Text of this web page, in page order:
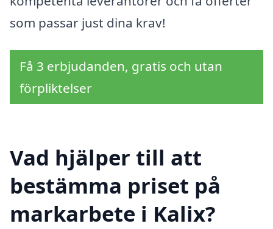
som passar just dina krav!
Få 3 erbjudanden, gratis och utan
förpliktelser
Vad hjälper till att
bestämma priset på
markarbete i Kalix?